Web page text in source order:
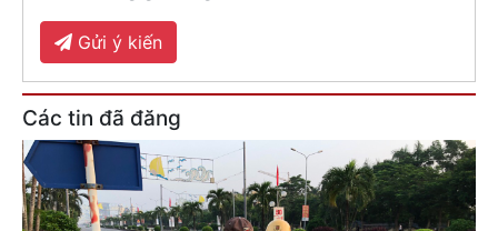
Gửi ý kiến
Các tin đã đăng